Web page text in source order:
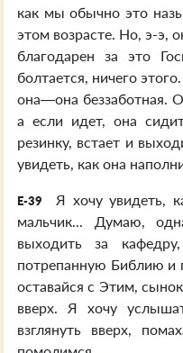
как мы обычно это
этом возрасте. Но, э-э,
благодарен за это
болтается, ничего
она—она беззаботная.
а если идет, она
резинку, встает и
увидеть, как она
E-39
Я хочу увидеть,
мальчик... Думаю,
выходить за
потрепанную Библию и
оставайся с Этим,
вверх. Я хочу
взглянуть вверх,